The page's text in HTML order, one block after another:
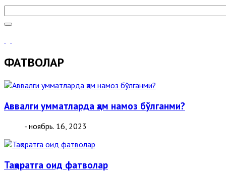
ФАТВОЛАР
Аввалги умматларда ҳам намоз бўлганми?
- ноябрь. 16, 2023
Таҳоратга оид фатволар